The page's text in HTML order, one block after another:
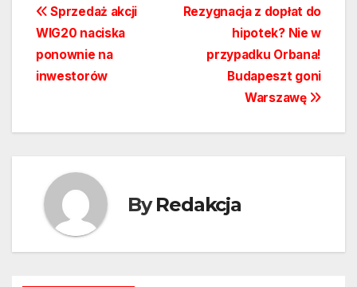
Nawigacja
wpisu
Rezygnacja z dopłat do
hipotek? Nie w
przypadku Orbana!
Budapeszt goni
Warszawę
Sprzedaż akcji
WIG20 naciska
ponownie na
inwestorów
ByRedakcja